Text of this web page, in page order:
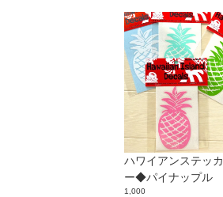
ハワイアンステッカ
ー◆パイナップル
1,000